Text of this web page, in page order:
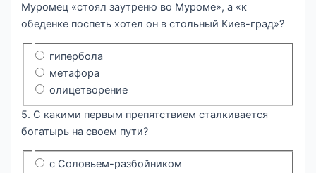
Муромец «стоял заутреню во Муроме», а «к
обеденке поспеть хотел он в стольный Киев-град»?
гипербола
метафора
олицетворение
5. С какими первым препятствием сталкивается
богатырь на своем пути?
с Соловьем-разбойником